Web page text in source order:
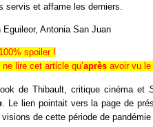
servis et affame les derniers.
Eguileor, Antonia San Juan
spoiler !
lire cet article qu’après avoir vu le
de Thibault, critique cinéma et
. Le lien pointait vers la page de
de cette période de pandémie